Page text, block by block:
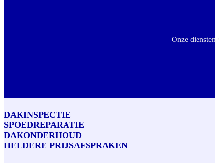
Onze diensten
DAKINSPECTIE
SPOEDREPARATIE
DAKONDERHOUD
HELDERE PRIJSAFSPRAKEN